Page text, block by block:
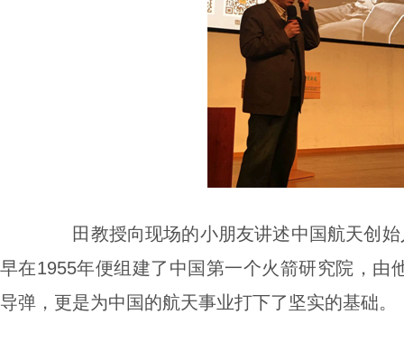
田教授向现场的小朋友讲述中国航天创
早在1955年便组建了中国第一个火箭研究院，由
导弹，更是为中国的航天事业打下了坚实的基础。